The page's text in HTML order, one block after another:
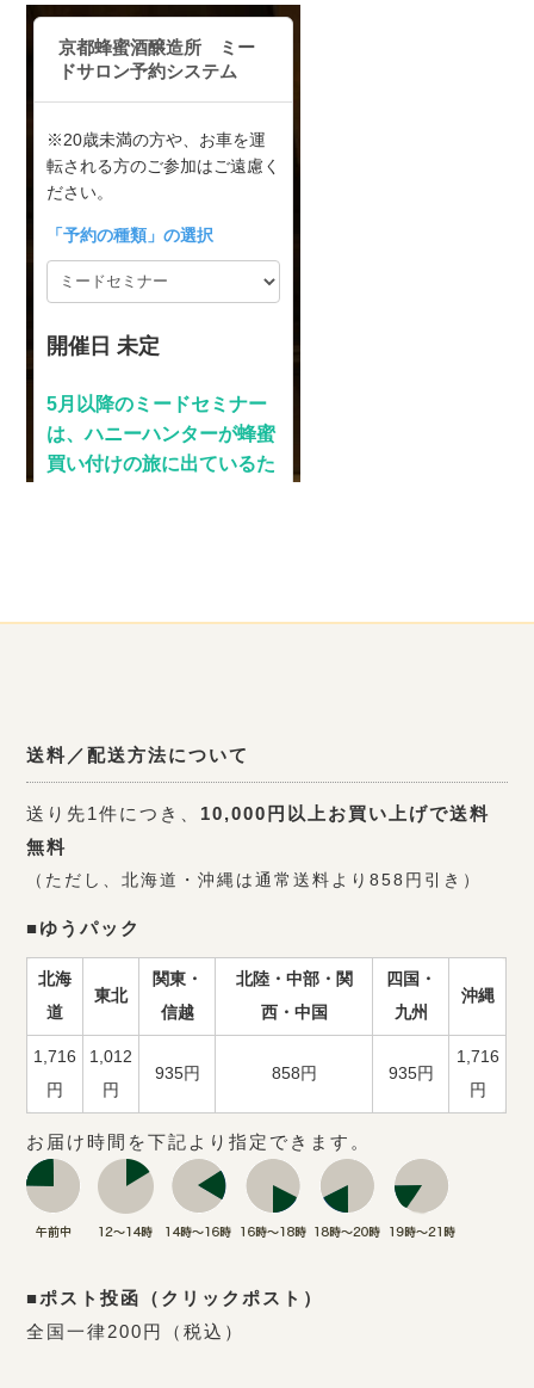
送料／配送方法について
送り先1件につき、 10,000円以上お買い上げで送料
無料
（ただし、北海道・沖縄は通常送料より858円引き）
■ゆうパック
北海
道
東北
関東・
信越
北陸・中部・関
西・中国
四国・
九州
沖縄
1,716
円
1,012
円
935円 858円 935円
1,716
円
お届け時間を下記より指定できます。
■ポスト投函（クリックポスト）
全国一律200円（税込）